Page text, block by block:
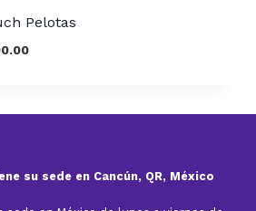
Pelotas
Current
su sede en Cancún, QR, México